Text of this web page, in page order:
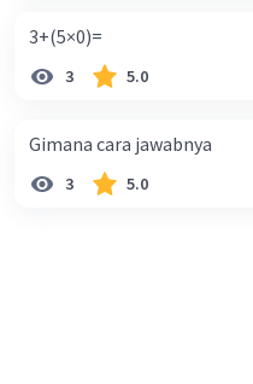
3+(5×0)=
3 5.0
Gimana cara jawabnya
3 5.0